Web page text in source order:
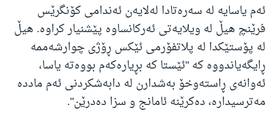
ئەم یاسایە لە سەرەتادا لەلایەن ئەندامی کۆنگرێس
فرێنچ هیڵ لە ویلایەتی ئەرکانساوە پێشنیار کراوە. هیڵ
لە پۆستێکدا لە پلاتفۆرمی ئێکس ڕۆژی چوارشەممە
ڕایگەیاندووە کە "ئێستا کە بڕیارەکەم بووەتە یاسا،
ئەوانەی ڕاستەوخۆ بەشدارن لە دابەشکردنی ئەم ماددە
مەترسیدارە، دەکرێنە ئامانج و سزا دەدرێن".